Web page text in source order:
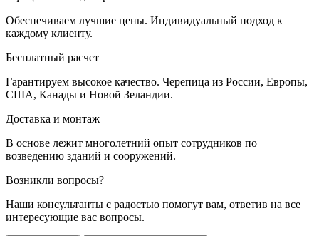
Обеспечиваем лучшие цены. Индивидуальный подход к
каждому клиенту.
Бесплатный расчет
Гарантируем высокое качество. Черепица из России, Европы,
США, Канады и Новой Зеландии.
Доставка и монтаж
В основе лежит многолетний опыт сотрудников по
возведению зданий и сооружений.
Возникли вопросы?
Наши консультанты с радостью помогут вам, ответив на все
интересующие вас вопросы.